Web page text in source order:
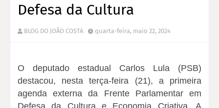
Defesa da Cultura
BLOG DO JOÃO COSTA quarta-feira, maio 22, 2024
O deputado estadual Carlos Lula (PSB)
destacou, nesta terça-feira (21), a primeira
agenda externa da Frente Parlamentar em
Defesa da Cultura e Economia Criativa. A